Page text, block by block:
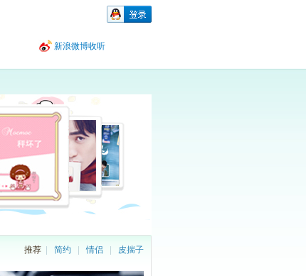
新浪微博收听
推荐 简约 |情侣 皮揣子